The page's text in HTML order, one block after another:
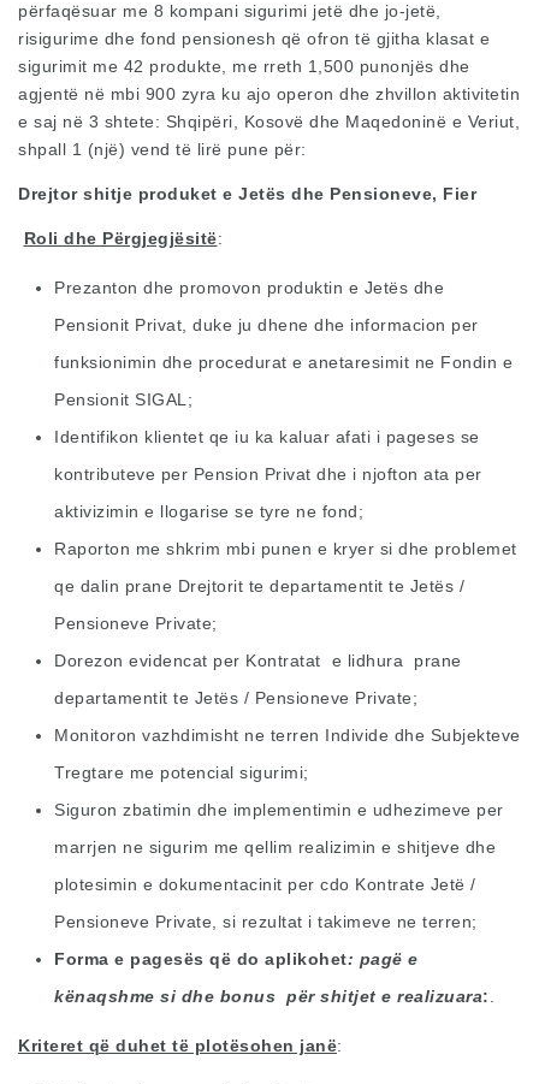
përfaqësuar me 8 kompani sigurimi jetë dhe jo-jetë,
risigurime dhe fond pensionesh që ofron të gjitha klasat e
sigurimit me 42 produkte, me rreth 1,500 punonjës dhe
agjentë në mbi 900 zyra ku ajo operon dhe zhvillon aktivitetin
e saj në 3 shtete: Shqipëri, Kosovë dhe Maqedoninë e Veriut,
shpall 1 (një) vend të lirë pune për:
Drejtor shitje produket e Jetës dhe Pensioneve, Fier
Roli dhe Përgjegjësitë:
Prezanton dhe promovon produktin e Jetës dhe
Pensionit Privat, duke ju dhene dhe informacion per
funksionimin dhe procedurat e anetaresimit ne Fondin e
Pensionit SIGAL;
Identifikon klientet qe iu ka kaluar afati i pageses se
kontributeve per Pension Privat dhe i njofton ata per
aktivizimin e llogarise se tyre ne fond;
Raporton me shkrim mbi punen e kryer si dhe problemet
qe dalin prane Drejtorit te departamentit te Jetës /
Pensioneve Private;
Dorezon evidencat per Kontratat e lidhura prane
departamentit te Jetës / Pensioneve Private;
Monitoron vazhdimisht ne terren Individe dhe Subjekteve
Tregtare me potencial sigurimi;
Siguron zbatimin dhe implementimin e udhezimeve per
marrjen ne sigurim me qellim realizimin e shitjeve dhe
plotesimin e dokumentacinit per cdo Kontrate Jetë /
Pensioneve Private, si rezultat i takimeve ne terren;
Forma e pagesës që do aplikohet: pagë e
kënaqshme si dhe bonus për shitjet e realizuara
Kriteret që duhet të plotësohen janë: